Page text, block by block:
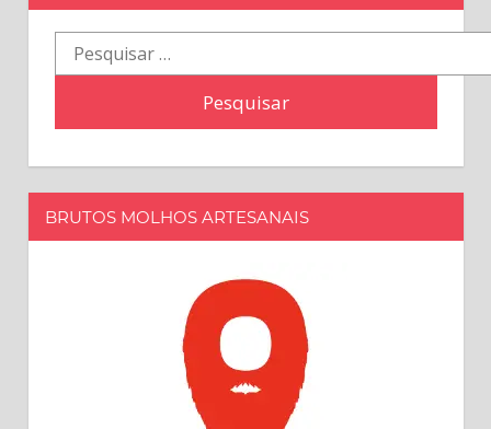
Pesquisar
por:
BRUTOS MOLHOS ARTESANAIS